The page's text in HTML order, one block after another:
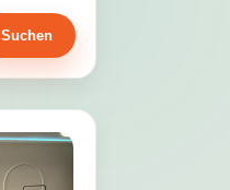
Suchen